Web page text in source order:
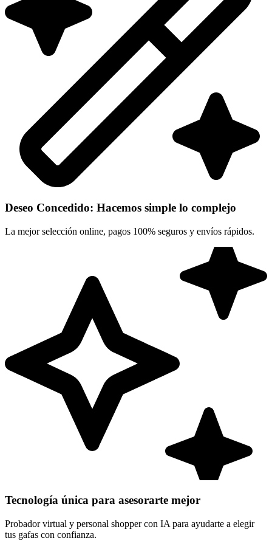
Deseo Concedido: Hacemos simple lo complejo
La mejor selección online, pagos 100% seguros y envíos rápidos.
Tecnología única para asesorarte mejor
Probador virtual y personal shopper con IA para ayudarte a elegir
tus gafas con confianza.